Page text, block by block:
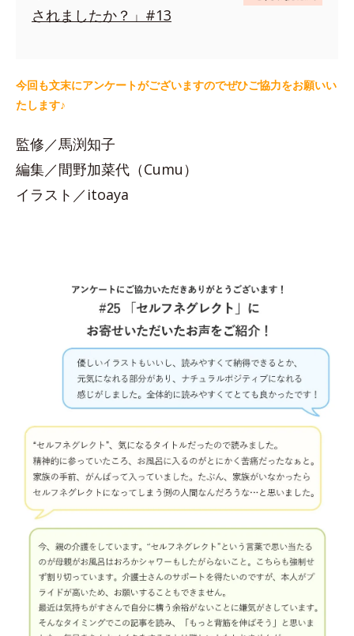
されましたか？」#13
今回も文末にアンケートがございますのでぜひご協力をお願いい
たします♪
監修／馬渕知子
編集／間野加菜代（Cumu）
イラスト／itoaya